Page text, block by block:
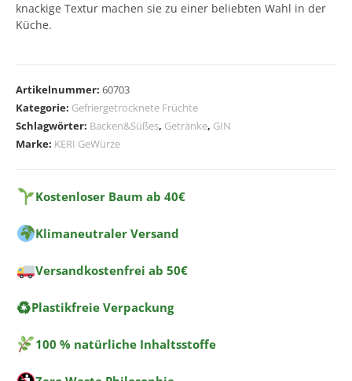
knackige Textur machen sie zu einer beliebten Wahl in der
Küche.
t
r
t
v
:
Artikelnummer: 60703
Kategorie: Gefriergetrocknete Früchte
Schlagwörter: Backen&Süßes, Getränke, GIN
Marke: KERI GeWürze
Kostenloser Baum ab 40€
Klimaneutraler Versand
Versandkostenfrei ab 50€
♻Plastikfreie Verpackung
100 % natürliche Inhaltsstoffe